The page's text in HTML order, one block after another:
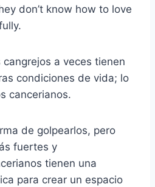
don’t know how to love
a veces tienen
condiciones de vida; lo
cancerianos.
de golpearlos, pero
fuertes y
tienen una
para crear un espacio